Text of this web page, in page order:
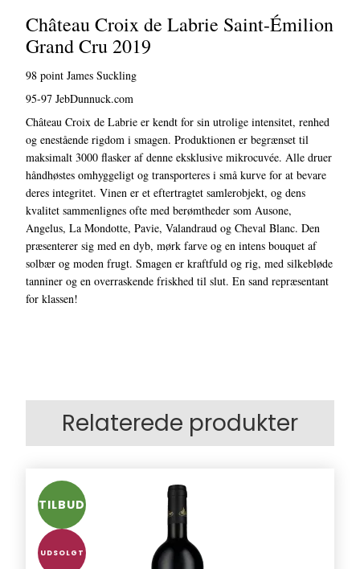
Château Croix de Labrie Saint-Émilion
Grand Cru 2019
98 point James Suckling
95-97 JebDunnuck.com
Château Croix de Labrie er kendt for sin utrolige intensitet, renhed
og enestående rigdom i smagen. Produktionen er begrænset til
maksimalt 3000 flasker af denne eksklusive mikrocuvée. Alle druer
håndhøstes omhyggeligt og transporteres i små kurve for at bevare
deres integritet. Vinen er et eftertragtet samlerobjekt, og dens
kvalitet sammenlignes ofte med berømtheder som Ausone,
Angelus, La Mondotte, Pavie, Valandraud og Cheval Blanc. Den
præsenterer sig med en dyb, mørk farve og en intens bouquet af
solbær og moden frugt. Smagen er kraftfuld og rig, med silkebløde
tanniner og en overraskende friskhed til slut. En sand repræsentant
for klassen!
Relaterede produkter
TILBUD
UDSOLGT